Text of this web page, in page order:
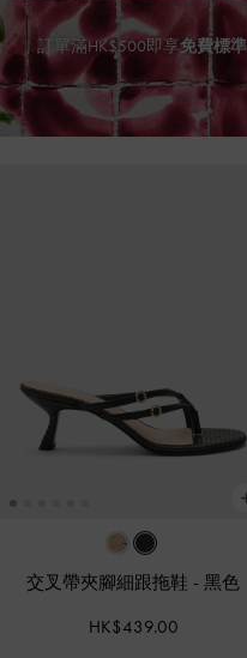
訂單滿HK$500即享免費標
交叉帶夾腳細跟拖鞋 -黑色
HK$439.00